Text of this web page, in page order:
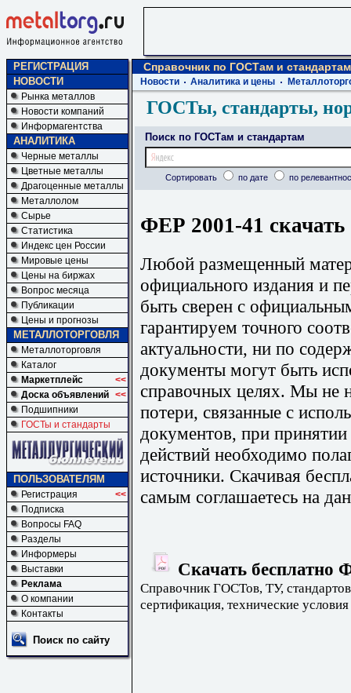
РЕГИСТРАЦИЯ
НОВОСТИ
Рынка металлов
Новости компаний
Информагентства
АНАЛИТИКА
Черные металлы
Цветные металлы
Драгоценные металлы
Металлолом
Сырье
Статистика
Индекс цен России
Мировые цены
Цены на биржах
Вопрос месяца
Публикации
Цены и прогнозы
МЕТАЛЛОТОРГОВЛЯ
Металлоторговля
Каталог
Маркетплейс
<<
Доска объявлений <<
Подшипники
ГОСТы и стандарты
ПОЛЬЗОВАТЕЛЯМ
Регистрация
<<
Подписка
Вопросы FAQ
Разделы
Информеры
Выставки
Реклама
О компании
Контакты
Поиск по сайту
Справочник по ГОСТам и стандартам
Новости Аналитика и цены
ГОСТы, стандарты,
Поиск по ГОСТам и стандартам
Сортировать по дате по
ФЕР 2001-41 скачать
Любой размещенный
официального издания и
быть сверен с
гарантируем точного
актуальности, ни по
документы могут быть
справочных целях. Мы не
потери, связанные с
документов, при
действий необходимо
источники. Скачивая
самым соглашаетесь на
Скачать бесплатно
Справочник ГОСТов, ТУ,
сертификация, технические условия